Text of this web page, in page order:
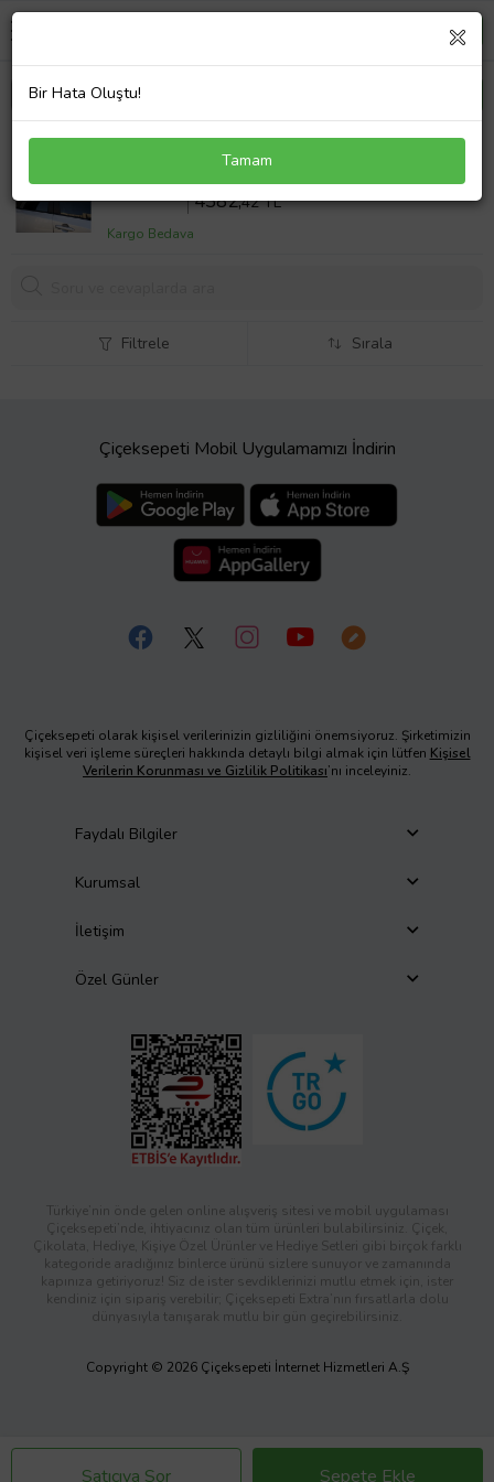
Fiat Brava 1995-2001 Arası Turtle Mexfit kapı arası
sıkıştırma oluklu ara atkı tavan barı GRİ
Sepette %18 İndirim
4382,42 TL
Kargo Bedava
Satıcıya Sor Sepete Ekle
Filtrele Sırala
Çiçeksepeti Mobil Uygulamamızı İndirin
Çiçeksepeti olarak kişisel verilerinizin gizliliğini önemsiyoruz. Şirketimizin
kişisel veri işleme süreçleri hakkında detaylı bilgi almak için lütfen Kişisel
Verilerin Korunması ve Gizlilik Politikası’nı inceleyiniz.
Faydalı Bilgiler
Kurumsal
İletişim
Özel Günler
Türkiye’nin önde gelen online alışveriş sitesi ve mobil uygulaması
Çiçeksepeti’nde, ihtiyacınız olan tüm ürünleri bulabilirsiniz. Çiçek,
Çikolata, Hediye, Kişiye Özel Ürünler ve Hediye Setleri gibi birçok farklı
kategoride aradığınız binlerce ürünü sizlere sunuyor ve zamanında
kapınıza getiriyoruz! Siz de ister sevdiklerinizi mutlu etmek için, ister
kendiniz için sipariş verebilir; Çiçeksepeti Extra’nın fırsatlarla dolu
dünyasıyla tanışarak mutlu bir gün geçirebilirsiniz.
Copyright © 2026 Çiçeksepeti İnternet Hizmetleri A.Ş
Bir Hata Oluştu!
Tamam